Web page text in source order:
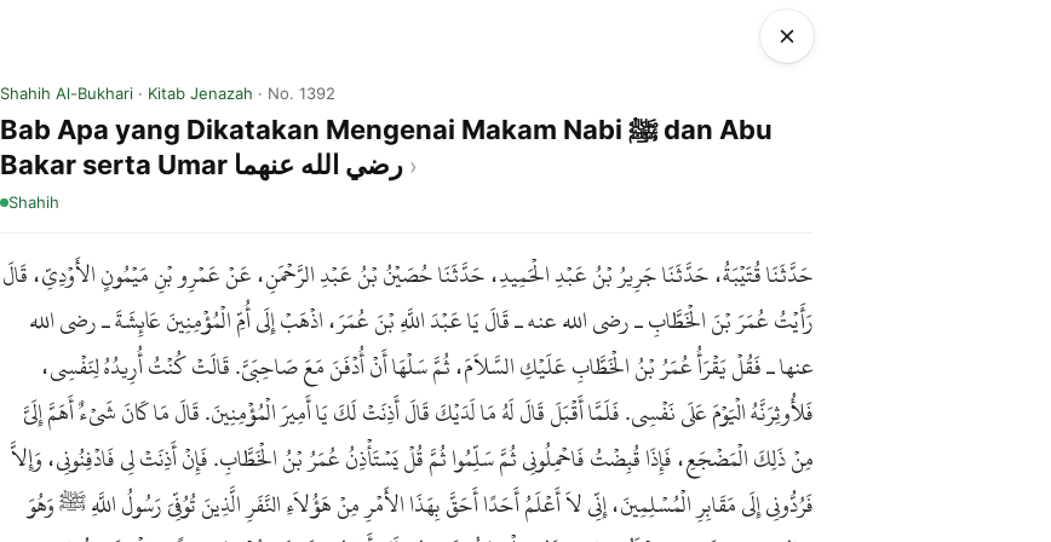
Shahih Al-Bukhari · Kitab Jenazah · No. 1392
Bab Apa yang Dikatakan Mengenai Makam Nabi ﷺ dan Abu
Shahih
حَدَّثَنَا قُتَيْبَةُ، حَدَّثَنَا جَرِيرُ بْنُ عَبْدِ الْحَمِيدِ، حَدَّثَنَا حُصَيْنُ بْنُ عَبْدِ الرَّحْمَنِ، عَنْ عَمْرِو بْنِ مَيْمُونٍ الأَوْدِيِّ، قَالَ
رَأَيْتُ عُمَرَ بْنَ الْخَطَّابِ ـ رضى الله عنه ـ قَالَ يَا عَبْدَ اللَّهِ بْنَ عُمَرَ، اذْهَبْ إِلَى أُمِّ الْمُؤْمِنِينَ عَائِشَةَ ـ رضى الله
عنها ـ فَقُلْ يَقْرَأُ عُمَرُ بْنُ الْخَطَّابِ عَلَيْكِ السَّلاَمَ، ثُمَّ سَلْهَا أَنْ أُدْفَنَ مَعَ صَاحِبَىَّ. قَالَتْ كُنْتُ أُرِيدُهُ لِنَفْسِي،
فَلأُوثِرَنَّهُ الْيَوْمَ عَلَى نَفْسِي. فَلَمَّا أَقْبَلَ قَالَ لَهُ مَا لَدَيْكَ قَالَ أَذِنَتْ لَكَ يَا أَمِيرَ الْمُؤْمِنِينَ. قَالَ مَا كَانَ شَىْءٌ أَهَمَّ إِلَىَّ
مِنْ ذَلِكَ الْمَضْجَعِ، فَإِذَا قُبِضْتُ فَاحْمِلُونِي ثُمَّ سَلِّمُوا ثُمَّ قُلْ يَسْتَأْذِنُ عُمَرُ بْنُ الْخَطَّابِ. فَإِنْ أَذِنَتْ لِي فَادْفِنُونِي، وَإِلاَّ
فَرُدُّونِي إِلَى مَقَابِرِ الْمُسْلِمِينَ، إِنِّي لاَ أَعْلَمُ أَحَدًا أَحَقَّ بِهَذَا الأَمْرِ مِنْ هَؤُلاَءِ النَّفَرِ الَّذِينَ تُوُفِّيَ رَسُولُ اللَّهِ ﷺ وَهُوَ